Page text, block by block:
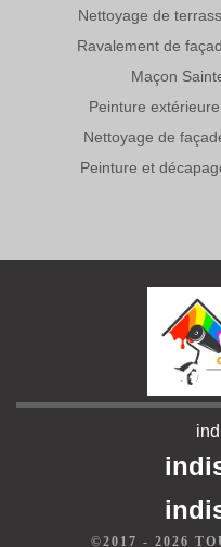
Nettoyage de
Ravalement de
Maçon
Peinture
Nettoyage de
Peinture et
©2017 - 2026